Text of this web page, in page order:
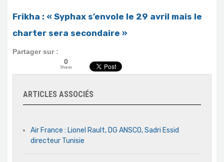
Frikha : « Syphax s’envole le 29 avril mais le
charter sera secondaire »
Partager sur :
0
Shares
ARTICLES ASSOCIÉS
Air France : Lionel Rault, DG ANSCO, Sadri Essid
directeur Tunisie